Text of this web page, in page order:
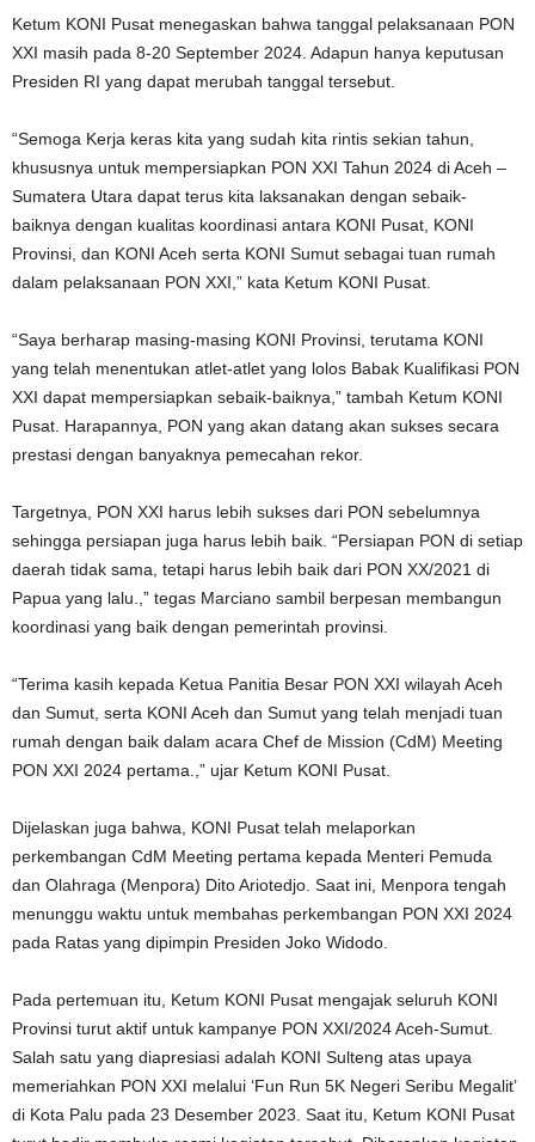
Ketum KONI Pusat menegaskan bahwa tanggal pelaksanaan PON
XXI masih pada 8-20 September 2024. Adapun hanya keputusan
Presiden RI yang dapat merubah tanggal tersebut.
“Semoga Kerja keras kita yang sudah kita rintis sekian tahun,
khususnya untuk mempersiapkan PON XXI Tahun 2024 di Aceh –
Sumatera Utara dapat terus kita laksanakan dengan sebaik-
baiknya dengan kualitas koordinasi antara KONI Pusat, KONI
Provinsi, dan KONI Aceh serta KONI Sumut sebagai tuan rumah
dalam pelaksanaan PON XXI,” kata Ketum KONI Pusat.
“Saya berharap masing-masing KONI Provinsi, terutama KONI
yang telah menentukan atlet-atlet yang lolos Babak Kualifikasi PON
XXI dapat mempersiapkan sebaik-baiknya,” tambah Ketum KONI
Pusat. Harapannya, PON yang akan datang akan sukses secara
prestasi dengan banyaknya pemecahan rekor.
Targetnya, PON XXI harus lebih sukses dari PON sebelumnya
sehingga persiapan juga harus lebih baik. “Persiapan PON di setiap
daerah tidak sama, tetapi harus lebih baik dari PON XX/2021 di
Papua yang lalu.,” tegas Marciano sambil berpesan membangun
koordinasi yang baik dengan pemerintah provinsi.
“Terima kasih kepada Ketua Panitia Besar PON XXI wilayah Aceh
dan Sumut, serta KONI Aceh dan Sumut yang telah menjadi tuan
rumah dengan baik dalam acara Chef de Mission (CdM) Meeting
PON XXI 2024 pertama.,” ujar Ketum KONI Pusat.
Dijelaskan juga bahwa, KONI Pusat telah melaporkan
perkembangan CdM Meeting pertama kepada Menteri Pemuda
dan Olahraga (Menpora) Dito Ariotedjo. Saat ini, Menpora tengah
menunggu waktu untuk membahas perkembangan PON XXI 2024
pada Ratas yang dipimpin Presiden Joko Widodo.
Pada pertemuan itu, Ketum KONI Pusat mengajak seluruh KONI
Provinsi turut aktif untuk kampanye PON XXI/2024 Aceh-Sumut.
Salah satu yang diapresiasi adalah KONI Sulteng atas upaya
memeriahkan PON XXI melalui ‘Fun Run 5K Negeri Seribu Megalit’
di Kota Palu pada 23 Desember 2023. Saat itu, Ketum KONI Pusat